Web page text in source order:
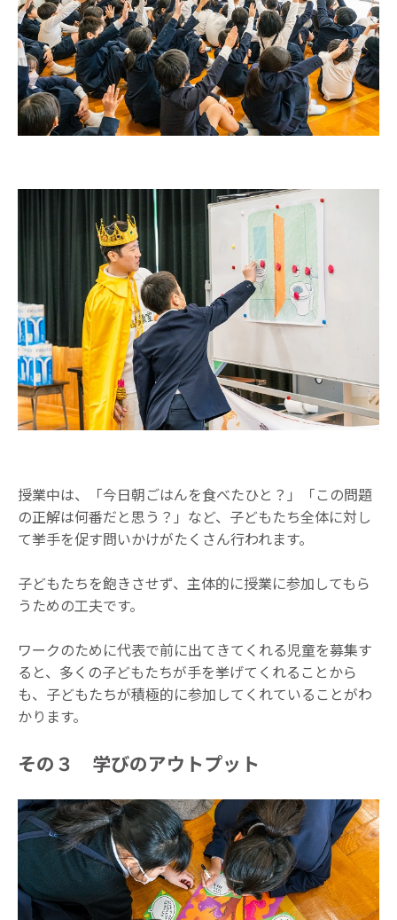
授業中は、「今日朝ごはんを食べたひと？」「この問題
の正解は何番だと思う？」など、子どもたち全体に対し
て挙手を促す問いかけがたくさん行われます。
子どもたちを飽きさせず、主体的に授業に参加してもら
うための工夫です。
ワークのために代表で前に出てきてくれる児童を募集す
ると、多くの子どもたちが手を挙げてくれることから
も、子どもたちが積極的に参加してくれていることがわ
かります。
その３ 学びのアウトプット